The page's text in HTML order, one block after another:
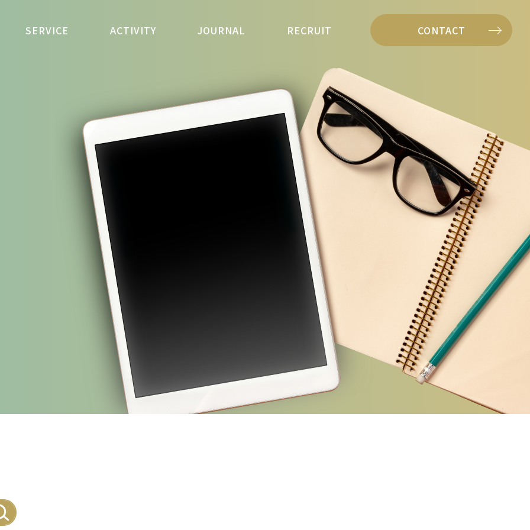
SERVICE ACTIVITY JOURNAL RECRUIT CONTACT